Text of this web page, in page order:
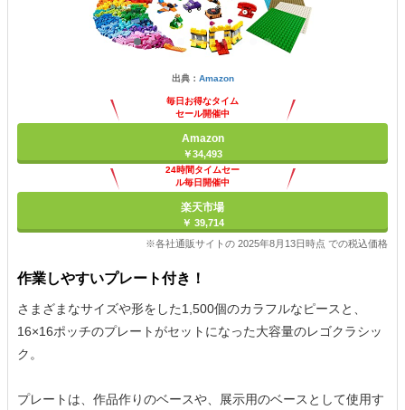
出典： Amazon
毎日お得なタイム
セール開催中
Amazon
￥34,493
24時間タイムセー
ル毎日開催中
楽天市場
￥ 39,714
※各社通販サイトの 2025年8月13日時点 での税込価格
作業しやすいプレート付き！
さまざまなサイズや形をした1,500個のカラフルなピースと、
16×16ポッチのプレートがセットになった大容量のレゴクラシッ
ク。
プレートは、作品作りのベースや、展示用のベースとして使用す